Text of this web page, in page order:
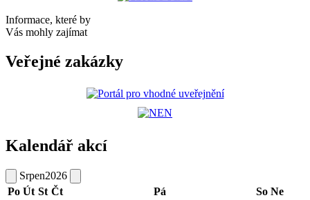
Informace, které by
Vás mohly zajímat
Veřejné zakázky
Kalendář akcí
Srpen2026
Po Út St Čt Pá So Ne